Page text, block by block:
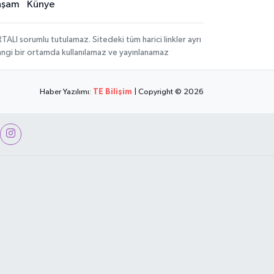
Künye
sorumlu tutulamaz. Sitedeki tüm harici linkler ayrı
bir ortamda kullanılamaz ve yayınlanamaz
Haber Yazılımı: TE Bilişim | Copyright © 2026